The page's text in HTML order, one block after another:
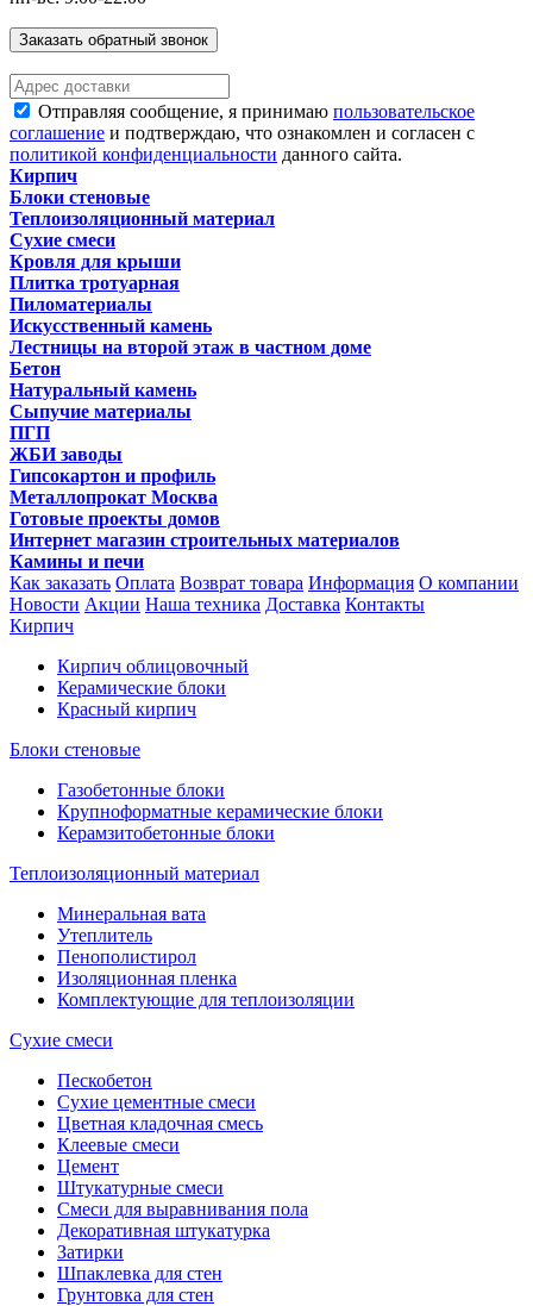
Заказать обратный звонок
Отправляя сообщение, я принимаю пользовательское
соглашение и подтверждаю, что ознакомлен и согласен с
политикой конфиденциальности данного сайта.
Кирпич
Блоки стеновые
Теплоизоляционный материал
Сухие смеси
Кровля для крыши
Плитка тротуарная
Пиломатериалы
Искусственный камень
Лестницы на второй этаж в частном доме
Бетон
Натуральный камень
Сыпучие материалы
ПГП
ЖБИ заводы
Гипсокартон и профиль
Металлопрокат Москва
Готовые проекты домов
Интернет магазин строительных материалов
Камины и печи
Как заказать Оплата Возврат товара Информация О компании
Новости Акции Наша техника Доставка Контакты
Кирпич
Кирпич облицовочный
Керамические блоки
Красный кирпич
Блоки стеновые
Газобетонные блоки
Крупноформатные керамические блоки
Керамзитобетонные блоки
Теплоизоляционный материал
Минеральная вата
Утеплитель
Пенополистирол
Изоляционная пленка
Комплектующие для теплоизоляции
Сухие смеси
Пескобетон
Сухие цементные смеси
Цветная кладочная смесь
Клеевые смеси
Цемент
Штукатурные смеси
Смеси для выравнивания пола
Декоративная штукатурка
Затирки
Шпаклевка для стен
Грунтовка для стен